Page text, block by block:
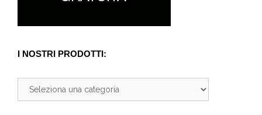
I NOSTRI PRODOTTI: